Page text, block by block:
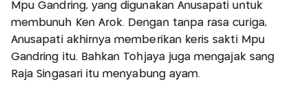
Mpu Gandring, yang digunakan Anusapati untuk
membunuh Ken Arok. Dengan tanpa rasa curiga,
Anusapati akhirnya memberikan keris sakti Mpu
Gandring itu. Bahkan Tohjaya juga mengajak sang
Raja Singasari itu menyabung ayam.